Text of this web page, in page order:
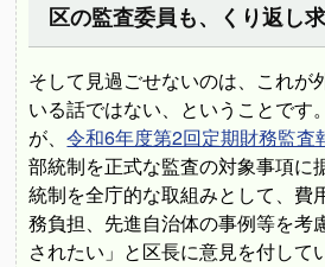
区の監査委員も、くり返し
そして見過ごせないのは、これが
いる話ではない、ということです
が、令和6年度第2回定期財務監査
部統制を正式な監査の対象事項に
統制を全庁的な取組みとして、費
務負担、先進自治体の事例等を考
されたい」と区長に意見を付して